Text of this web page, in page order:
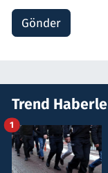
Gönder
Trend
1